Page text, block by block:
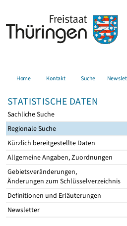
Home Kontakt Suche
STATISTISCHE DATEN
Sachliche Suche
Regionale Suche
Kürzlich bereitgestellte Daten
Allgemeine Angaben, Zuordnungen
Gebietsveränderungen,
Änderungen zum Schlüsselverzeichnis
Definitionen und Erläuterungen
Newsletter